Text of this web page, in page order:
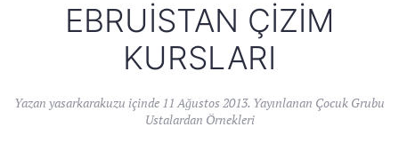
EBRUISTAN ÇIZIM
KURSLARI
Yazan yasarkarakuzu içinde 11 Ağustos 2013. Yayınlanan Çocuk Grubu
Ustalardan Örnekleri